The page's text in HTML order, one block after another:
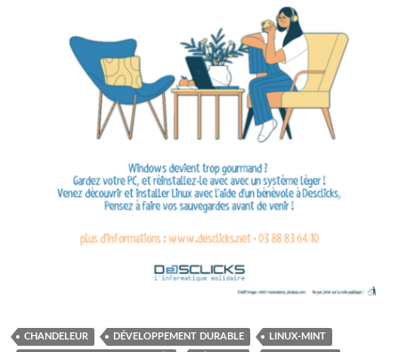
CHANDELEUR DÉVELOPPEMENT DURABLE LINUX-MINT